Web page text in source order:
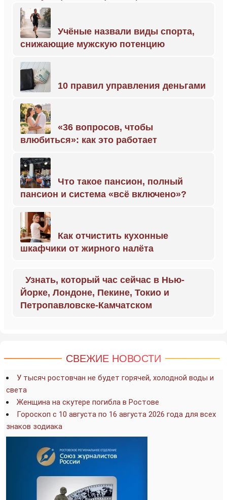
Учёные назвали виды спорта,
снижающие мужскую потенцию
10 правил управления деньгами
«36 вопросов, чтобы
влюбиться»: как это работает
Что такое пансион, полный
пансион и система «всё включено»?
Как отчистить кухонные
шкафчики от жирного налёта
Узнать, который час сейчас в Нью-
Йорке, Лондоне, Пекине, Токио и
Петропавловске-Камчатском
СВЕЖИЕ НОВОСТИ
У тысяч ростовчан не будет горячей, холодной воды и
света
Женщина на скутере погибла в Ростове
Гороскоп с 10 августа по 16 августа 2026 года для всех
знаков зодиака